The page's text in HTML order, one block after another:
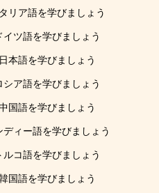
リア語を学びましょう
ツ語を学びましょう
本語を学びましょう
ア語を学びましょう
国語を学びましょう
ィー語を学びましょう
コ語を学びましょう
国語を学びましょう